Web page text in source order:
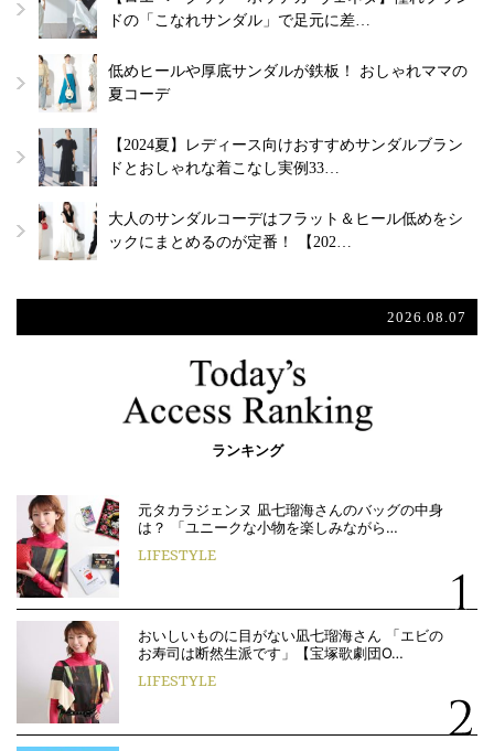
ドの「こなれサンダル」で足元に差…
低めヒールや厚底サンダルが鉄板！ おしゃれママの
夏コーデ
【2024夏】レディース向けおすすめサンダルブラン
ドとおしゃれな着こなし実例33…
大人のサンダルコーデはフラット＆ヒール低めをシ
ックにまとめるのが定番！ 【202…
2026.08.07
ランキング
元タカラジェンヌ 凪七瑠海さんのバッグの中身
は？ 「ユニークな小物を楽しみながら…
LIFESTYLE
おいしいものに目がない凪七瑠海さん 「エビの
お寿司は断然生派です」【宝塚歌劇団O…
LIFESTYLE